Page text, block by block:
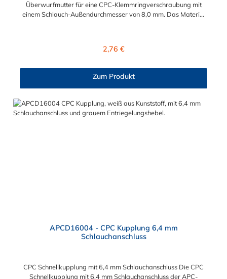
Überwurfmutter für eine CPC-Klemmringverschraubung mit
einem Schlauch-Außendurchmesser von 8,0 mm. Das Material
Regulärer Preis:
2,76 €
Zum Produkt
APCD16004 - CPC Kupplung 6,4 mm
Schlauchanschluss
CPC Schnellkupplung mit 6,4 mm Schlauchanschluss Die CPC
Schnellkupplung mit 6,4 mm Schlauchanschluss der APC-